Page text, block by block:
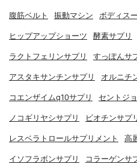
腹筋ベルト 振動マシン ボディス
ヒップアップショーツ 酵素サプリ
ラクトフェリンサプリ すっぽんサ
アスタキサンチンサプリ オルニチ
コエンザイムq10サプリ セントジ
ノコギリヤシサプリ ビオチンサプ
レスベラトロールサプリメント 高
イソフラボンサプリ コラーゲンサ